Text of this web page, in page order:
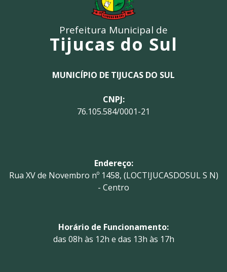
Prefeitura Municipal de
Tijucas do Sul
MUNICÍPIO DE TIJUCAS DO SUL
CNPJ:
76.105.584/0001-21
Endereço:
Rua XV de Novembro nº 1458, (LOCTIJUCASDOSUL S N)
- Centro
Horário de Funcionamento:
das 08h às 12h e das 13h às 17h